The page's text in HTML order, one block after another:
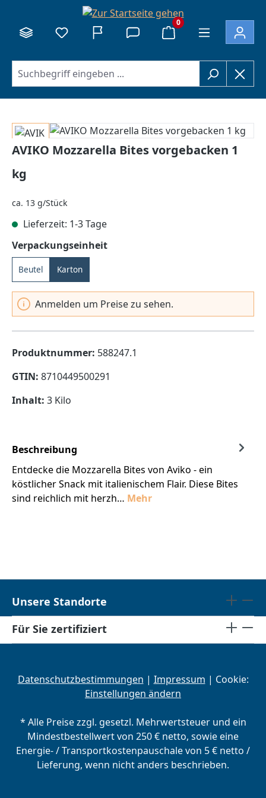
0
Bildergalerie überspringen
AVIKO Mozzarella Bites vorgebacken 1
kg
ca. 13 g/Stück
Lieferzeit: 1-3 Tage
Verpackungseinheitauswählen
Beutel Karton
Anmelden um Preise zu sehen.
Produktnummer: 588247.1
GTIN: 8710449500291
Inhalt: 3 Kilo
Beschreibung
Entdecke die Mozzarella Bites von Aviko - ein
köstlicher Snack mit italienischem Flair. Diese Bites
sind reichlich mit herzh… Mehr
Unsere Standorte
Für Sie zertifiziert
Datenschutzbestimmungen | Impressum | Cookie:
Einstellungen ändern
* Alle Preise zzgl. gesetzl. Mehrwertsteuer und ein
Mindestbestellwert von 250 € netto, sowie eine
Energie- / Transportkostenpauschale von 5 € netto /
Lieferung, wenn nicht anders beschrieben.